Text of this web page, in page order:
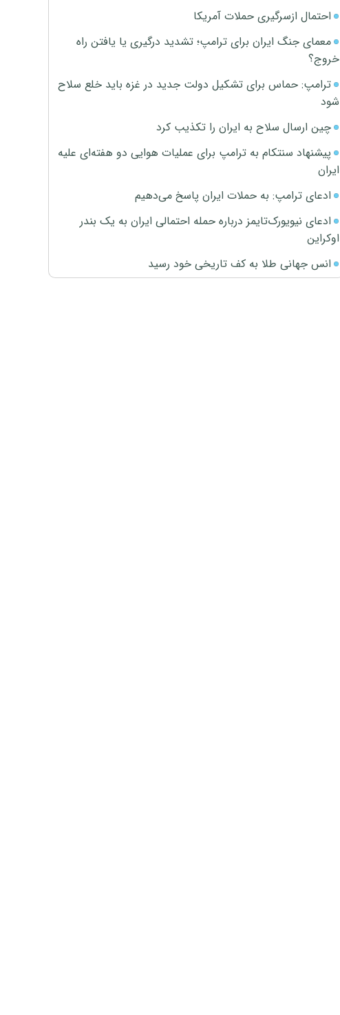
احتمال ازسرگیری حملات آمریکا
معمای جنگ ایران برای ترامپ؛ تشدید درگیری یا یافتن راه
خروج؟
ترامپ: حماس برای تشکیل دولت جدید در غزه باید خلع سلاح
شود
چین ارسال سلاح به ایران را تکذیب کرد
پیشنهاد سنتکام به ترامپ برای عملیات هوایی دو هفته‌ای علیه
ایران
ادعای ترامپ: به حملات ایران پاسخ می‌دهیم
ادعای نیویورک‌تایمز درباره حمله احتمالی ایران به یک بندر
اوکراین
انس جهانی طلا به کف تاریخی خود رسید